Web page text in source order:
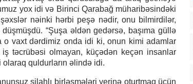
yox idi və Birinci Qarabağ müharibəsindəki
nəinki hərbi peşə nədir, onu bilmirdilər,
“Şuşa əldən gedərsə, başıma güllə
o vaxt dərdimiz onda idi ki, onun kimi adamlar
təcrübəsi olmayan, küçədən keçən insanlar
quldurların əlində idi.
silahlı birləşmələri yerinə oturtmaq üçün